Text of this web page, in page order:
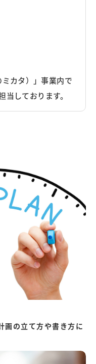
カタ）」事業内で
しております。
画の立て方や書き方に